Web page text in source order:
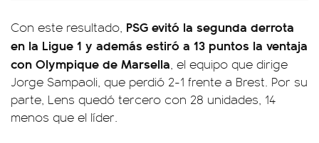
Con este resultado, PSG evitó la segunda derrota
en la Ligue 1 y además estiró a 13 puntos la ventaja
con Olympique de Marsella, el equipo que dirige
Jorge Sampaoli, que perdió 2-1 frente a Brest. Por su
parte, Lens quedó tercero con 28 unidades, 14
menos que el líder.